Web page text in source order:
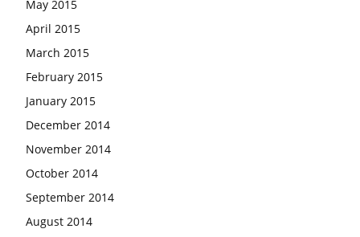
May 2015
April 2015
March 2015
February 2015
January 2015
December 2014
November 2014
October 2014
September 2014
August 2014